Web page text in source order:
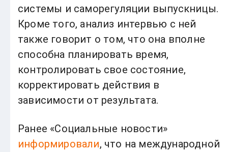
системы и саморегуляции выпускницы.
Кроме того, анализ интервью с ней
также говорит о том, что она вполне
способна планировать время,
контролировать свое состояние,
корректировать действия в
зависимости от результата.
Ранее «Социальные новости»
информировали, что на международной